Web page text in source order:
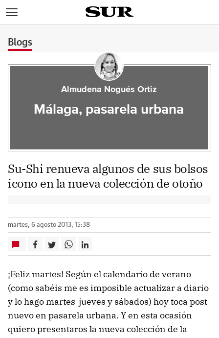
Blogs
Almudena Nogués Ortiz
Málaga, pasarela urbana
Su-Shi renueva algunos de sus bolsos
icono en la nueva colección de otoño
martes, 6 agosto 2013, 15:38
¡Feliz martes! Según el calendario de verano
(como sabéis me es imposible actualizar a diario
y lo hago martes-jueves y sábados) hoy toca post
nuevo en pasarela urbana. Y en esta ocasión
quiero presentaros la nueva colección de la